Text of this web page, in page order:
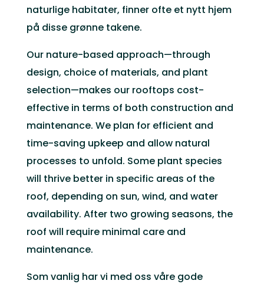
naturlige habitater, finner ofte et nytt hjem
på disse grønne takene.
Our nature-based approach—through
design, choice of materials, and plant
selection—makes our rooftops cost-
effective in terms of both construction and
maintenance. We plan for efficient and
time-saving upkeep and allow natural
processes to unfold. Some plant species
will thrive better in specific areas of the
roof, depending on sun, wind, and water
availability. After two growing seasons, the
roof will require minimal care and
maintenance.
Som vanlig har vi med oss våre gode